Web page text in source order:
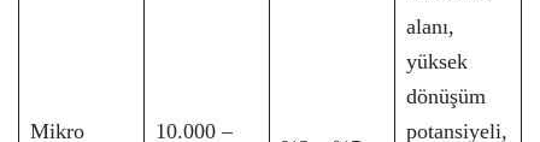
Mikro
10.000 –
alanı,
yüksek
dönüşüm
potansiyeli,